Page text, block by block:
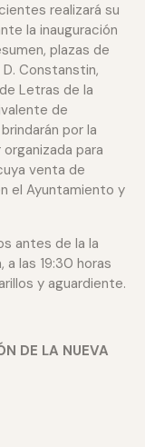
realizará su
la inauguración
plazas de
Constanstin,
Letras de la
de
por la
para
venta de
el Ayuntamiento y
antes de la la
las 19:30 horas
y aguardiente.
DE LA NUEVA